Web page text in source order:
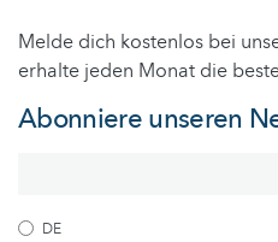
Melde dich kostenlos bei
erhalte jeden Monat die
Abonniere unseren
DE